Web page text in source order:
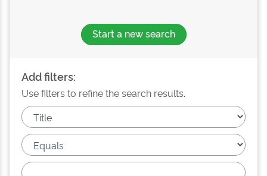
Start a new search
Add filters:
Use filters to refine the search results.